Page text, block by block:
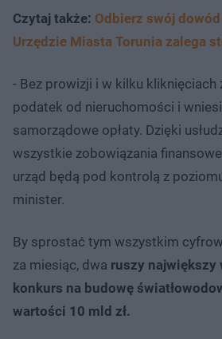
Czytaj także: Odbierz swój
Urzędzie Miasta Torunia zalega
- Bez prowizji i w kilku kliknięciach
podatek od nieruchomości i
samorządowe opłaty. Dzięki
wszystkie zobowiązania
urząd będą pod kontrolą z
minister.
By sprostać tym wszystkim
za miesiąc, dwa ruszy
konkurs na budowę
wartości 10 mld zł.